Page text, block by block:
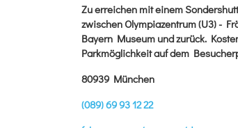
Zu erreichen mit einem
zwischen Olympiazentrum (U3) -
Bayern Museum und zurück.
Parkmöglichkeit auf dem
80939 München
(089) 69 93 12 22